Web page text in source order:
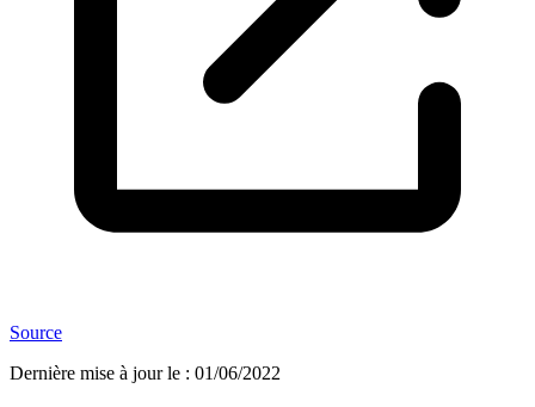
Source
Dernière mise à jour le : 01/06/2022